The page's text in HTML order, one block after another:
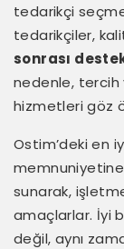
tedarikçi
tedarikçiler,
sonrası
nedenle, tercih
hizmetleri göz
Ostim’deki en
memnuniyetine
sunarak,
amaçlarlar. İyi
değil, aynı